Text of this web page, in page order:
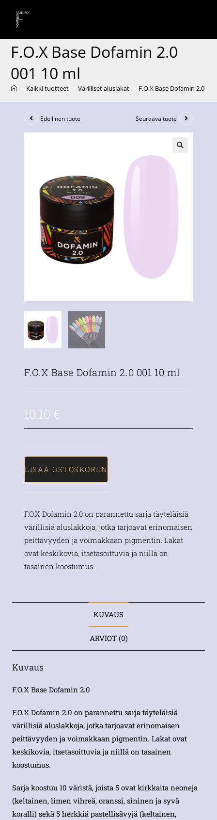
F.O.X Base Dofamin 2.0
001 10 ml
Kaikki tuotteet Värilliset aluslakat F.O.X Base Dofamin 2.0
Edellinen tuote Seuraava tuote
F.O.X Base Dofamin 2.0 001 10 ml
10.10 €
LISÄÄ OSTOSKORIIN
F.O.X Dofamin 2.0 on parannettu sarja täyteläisiä
värillisiä aluslakkoja, jotka tarjoavat erinomaisen
peittävyyden ja voimakkaan pigmentin. Lakat
ovat keskikovia, itsetasoittuvia ja niillä on
tasainen koostumus.
KUVAUS
ARVIOT (0)
Kuvaus
F.O.X Base Dofamin 2.0
F.O.X Dofamin 2.0 on parannettu sarja täyteläisiä
värillisiä aluslakkoja, jotka tarjoavat erinomaisen
peittävyyden ja voimakkaan pigmentin. Lakat ovat
keskikovia, itsetasoittuvia ja niillä on tasainen
koostumus.
Sarja koostuu 10 väristä, joista 5 ovat kirkkaita neoneja
(keltainen, limen vihreä, oranssi, sininen ja syvä
koralli) sekä 5 herkkiä pastellisävyjä (keltainen,